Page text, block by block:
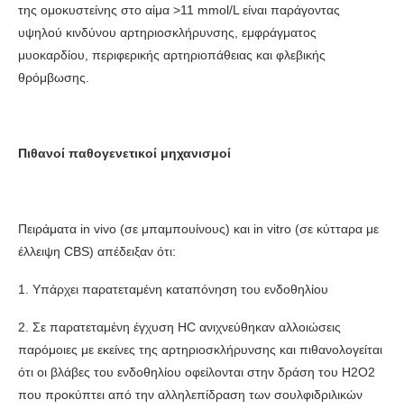
της ομοκυστείνης στο αίμα >11 mmol/L είναι παράγοντας
υψηλού κινδύνου αρτηριοσκλήρυνσης, εμφράγματος
μυοκαρδίου, περιφερικής αρτηριοπάθειας και φλεβικής
θρόμβωσης.
Πιθανοί παθογενετικοί μηχανισμοί
Πειράματα in vivo (σε μπαμπουίνους) και in vitro (σε κύτταρα με
έλλειψη CBS) απέδειξαν ότι:
1. Υπάρχει παρατεταμένη καταπόνηση του ενδοθηλίου
2. Σε παρατεταμένη έγχυση HC ανιχνεύθηκαν αλλοιώσεις
παρόμοιες με εκείνες της αρτηριοσκλήρυνσης και πιθανολογείται
ότι οι βλάβες του ενδοθηλίου οφείλονται στην δράση του Η2Ο2
που προκύπτει από την αλληλεπίδραση των σουλφιδριλικών